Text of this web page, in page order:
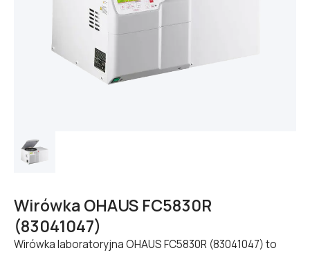
Wirówka OHAUS FC5830R
(83041047)
Wirówka laboratoryjna OHAUS FC5830R (83041047) to